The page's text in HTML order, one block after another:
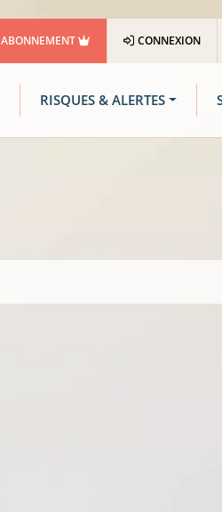
ABONNEMENT CONNEXION
RISQUES & ALERTES